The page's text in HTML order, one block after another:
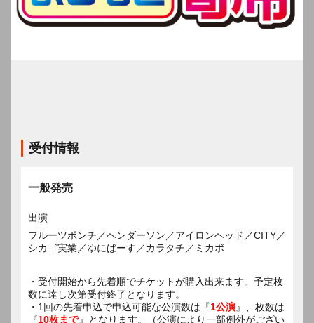
受付情報
一般発売
出演
フルーツポンチ／ヘンダーソン／アイロンヘッド／CITY／
シカゴ実業／ゆにばーす／カラタチ／ミカボ
・受付開始から先着順でチケットが購入出来ます。予定枚
数に達し次第受付終了となります。
・1回の先着申込で申込可能な公演数は『1公演』、枚数は
『10枚まで』となります。（公演により一部例外がござい